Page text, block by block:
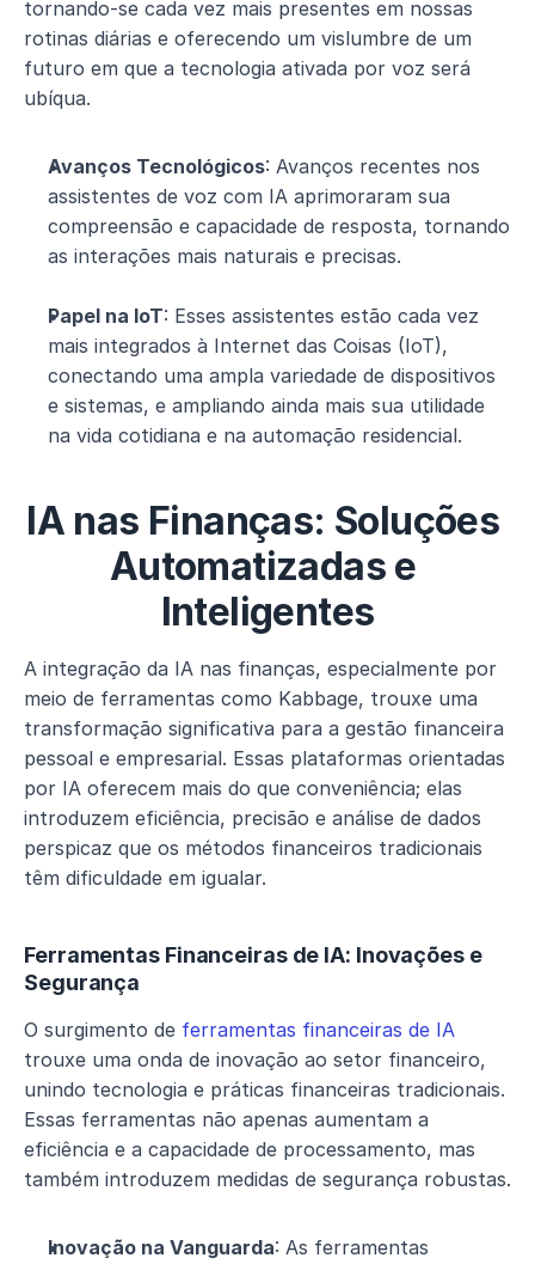
tornando-se cada vez mais presentes em nossas
rotinas diárias e oferecendo um vislumbre de um
futuro em que a tecnologia ativada por voz será
ubíqua.
Avanços Tecnológicos: Avanços recentes nos
assistentes de voz com IA aprimoraram sua
compreensão e capacidade de resposta, tornando
as interações mais naturais e precisas.
Papel na IoT: Esses assistentes estão cada vez
mais integrados à Internet das Coisas (IoT),
conectando uma ampla variedade de dispositivos
e sistemas, e ampliando ainda mais sua utilidade
na vida cotidiana e na automação residencial.
IA nas Finanças: Soluções
Automatizadas e
Inteligentes
A integração da IA nas finanças, especialmente por
meio de ferramentas como Kabbage, trouxe uma
transformação significativa para a gestão financeira
pessoal e empresarial. Essas plataformas orientadas
por IA oferecem mais do que conveniência; elas
introduzem eficiência, precisão e análise de dados
perspicaz que os métodos financeiros tradicionais
têm dificuldade em igualar.
Ferramentas Financeiras de IA: Inovações e
Segurança
O surgimento de ferramentas financeiras de IA
trouxe uma onda de inovação ao setor financeiro,
unindo tecnologia e práticas financeiras tradicionais.
Essas ferramentas não apenas aumentam a
eficiência e a capacidade de processamento, mas
também introduzem medidas de segurança robustas.
Inovação na Vanguarda: As ferramentas